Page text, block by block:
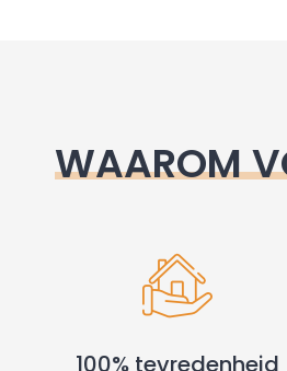
WAAROM
100% tevredenheid